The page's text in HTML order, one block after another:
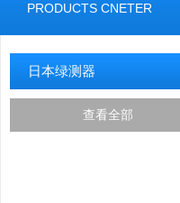
PRODUCTS CNETER
日本绿测器
查看全部